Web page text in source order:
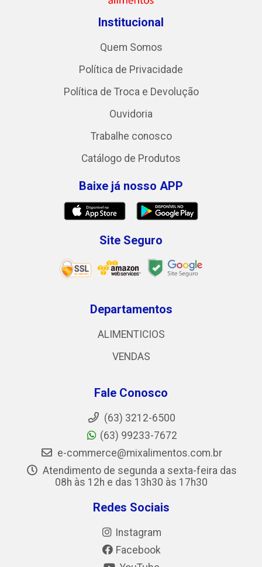
Institucional
Quem Somos
Política de Privacidade
Política de Troca e Devolução
Ouvidoria
Trabalhe conosco
Catálogo de Produtos
Baixe já nosso APP
Site Seguro
Departamentos
ALIMENTICIOS
VENDAS
Fale Conosco
(63) 3212-6500
(63) 99233-7672
e-commerce@mixalimentos.com.br
Atendimento de segunda a sexta-feira das
08h às 12h e das 13h30 às 17h30
Redes Sociais
Instagram
Facebook